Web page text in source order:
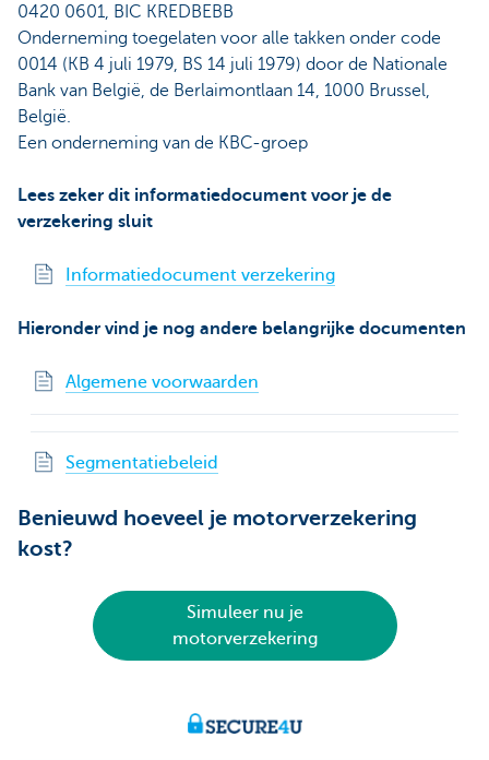
0420 0601, BIC KREDBEBB
Onderneming toegelaten voor alle takken onder code
0014 (KB 4 juli 1979, BS 14 juli 1979) door de Nationale
Bank van België, de Berlaimontlaan 14, 1000 Brussel,
België.
Een onderneming van de KBC-groep
Lees zeker dit informatiedocument voor je de
verzekering sluit
Informatiedocument verzekering
Hieronder vind je nog andere belangrijke documenten
Algemene voorwaarden
Segmentatiebeleid
Benieuwd hoeveel je motorverzekering
kost?
Simuleer nu je
motorverzekering